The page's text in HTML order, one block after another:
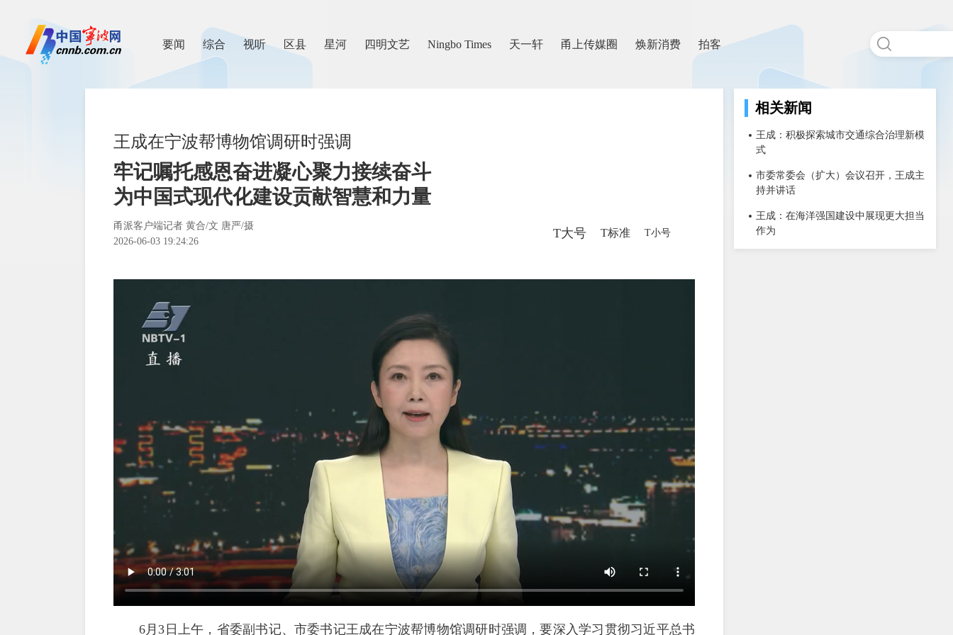
要闻 综合 视听 区县 星河 四明文艺 Ningbo Times 天一轩 甬上传媒圈 焕新消费 拍客
王成在宁波帮博物馆调研时强调
牢记嘱托感恩奋进凝心聚力接续奋斗
为中国式现代化建设贡献智慧和力量
甬派客户端记者 黄合/文 唐严/摄
2026-06-03 19:24:26
T大号 T标准 T小号
6月3日上午，省委副书记、市委书记王成在宁波帮博物馆调研时强调，要深入学习贯彻习近平总书
相关新闻
王成：积极探索城市交通综合治理新模
式
市委常委会（扩大）会议召开，王成主
持并讲话
王成：在海洋强国建设中展现更大担当
作为